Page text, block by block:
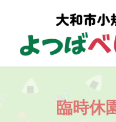
ス
ン
臨時休